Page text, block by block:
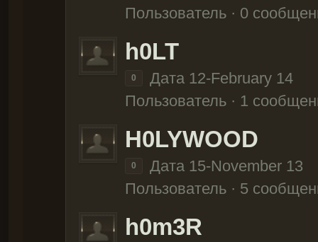
Пользователь · 0
h0LT
0
Дата 12-February 14
Пользователь · 1
H0LYWOOD
0
Дата 15-November 13
Пользователь · 5
h0m3R